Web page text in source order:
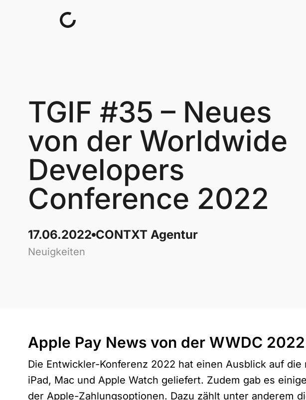
TGIF #35 – Neues
von der Worldwide
Developers
Conference 2022
17.06.2022 CONTXT Agentur
Neuigkeiten
Apple Pay News von der WWDC 2022
Die Entwickler-Konferenz 2022 hat einen Ausblick auf
iPad, Mac und Apple Watch geliefert. Zudem gab es
der Apple-Zahlungsoptionen. Dazu zählt unter anderem